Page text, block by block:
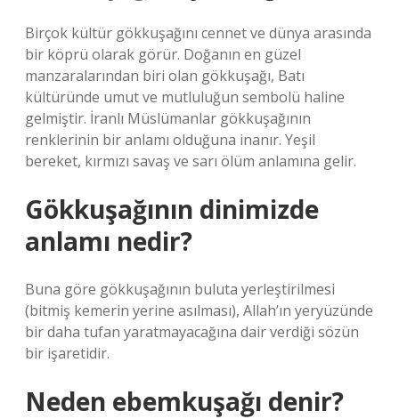
Birçok kültür gökkuşağını cennet ve dünya arasında
bir köprü olarak görür. Doğanın en güzel
manzaralarından biri olan gökkuşağı, Batı
kültüründe umut ve mutluluğun sembolü haline
gelmiştir. İranlı Müslümanlar gökkuşağının
renklerinin bir anlamı olduğuna inanır. Yeşil
bereket, kırmızı savaş ve sarı ölüm anlamına gelir.
Gökkuşağının dinimizde
anlamı nedir?
Buna göre gökkuşağının buluta yerleştirilmesi
(bitmiş kemerin yerine asılması), Allah’ın yeryüzünde
bir daha tufan yaratmayacağına dair verdiği sözün
bir işaretidir.
Neden ebemkuşağı denir?